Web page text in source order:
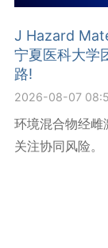
J Hazard
宁夏医科大学
路!
2026-08-07
环境混合物经雌
关注协同风险。